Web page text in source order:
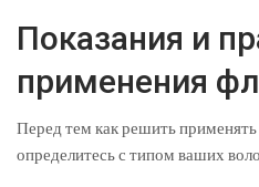
Показания и
применения
Перед тем как решить применять
определитесь с типом ваших